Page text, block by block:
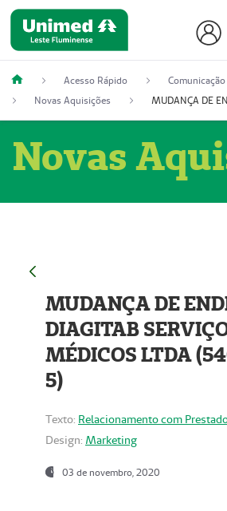
Acesso Rápido
Comunicação
Novas Aquisições
Novas
MUDANÇA DE
DIAGITAB
MÉDICOS LTDA
5)
Texto: Relacionamento com
Design: Marketing
03 de novembro, 2020